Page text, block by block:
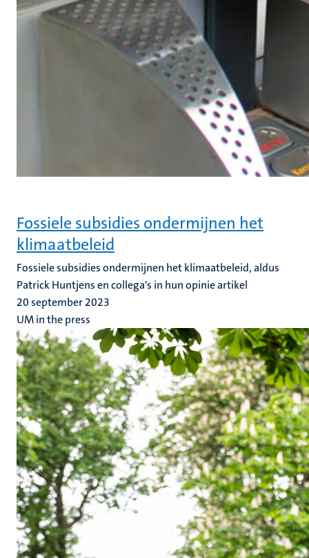
Fossiele subsidies ondermijnen het
klimaatbeleid
Fossiele subsidies ondermijnen het klimaatbeleid, aldus
Patrick Huntjens en collega's in hun opinie artikel
20 september 2023
UM in the press